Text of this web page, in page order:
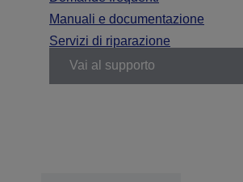
Manuali e documentazione
Servizi di riparazione
Vai al supporto